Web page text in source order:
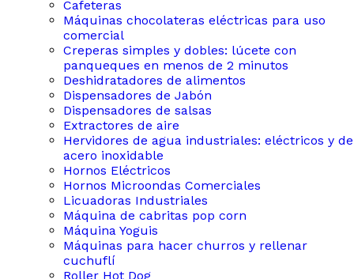
Cafeteras
Máquinas chocolateras eléctricas para uso
comercial
Creperas simples y dobles: lúcete con
panqueques en menos de 2 minutos
Deshidratadores de alimentos
Dispensadores de Jabón
Dispensadores de salsas
Extractores de aire
Hervidores de agua industriales: eléctricos y de
acero inoxidable
Hornos Eléctricos
Hornos Microondas Comerciales
Licuadoras Industriales
Máquina de cabritas pop corn
Máquina Yoguis
Máquinas para hacer churros y rellenar
cuchuflí
Roller Hot Dog